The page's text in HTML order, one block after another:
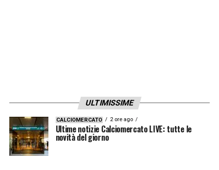
Parolo 5: Il centrocampista biancoceleste
appare nervoso e poco concentrato nel
corso del match durante il quale non ha mai
ULTIMISSIME
CALCIOMERCATO 2 ore ago
Ultime notizie Calciomercato LIVE: tutte le
novità del giorno